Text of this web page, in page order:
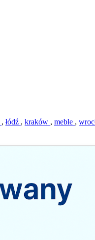
, łódź , kraków , meble ,